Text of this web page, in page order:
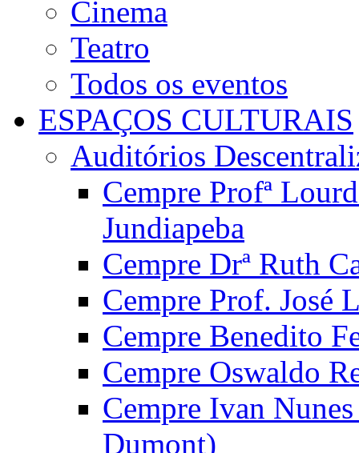
Cinema
Teatro
Todos os eventos
ESPAÇOS CULTURAIS
Auditórios
Cempre Profª
Jundiapeba
Cempre Drª Ruth
Cempre Prof. José
Cempre Benedito
Cempre Oswaldo
Cempre Ivan
Dumont)